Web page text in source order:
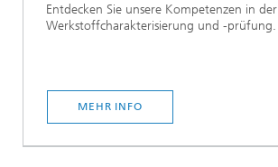
Entdecken Sie unsere Kompetenzen in der
Werkstoffcharakterisierung und -prüfung.
MEHR INFO